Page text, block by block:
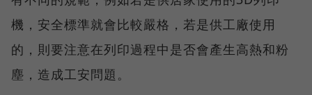
機，安全標準就會比較嚴格，若是供工廠使用
的，則要注意在列印過程中是否會產生高熱和粉
塵，造成工安問題。